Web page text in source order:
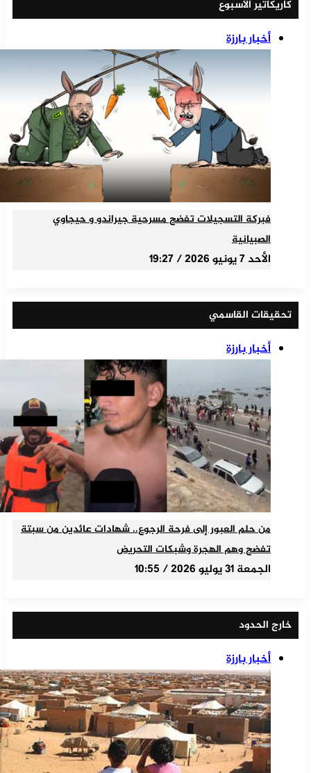
كاريكاتير الأسبوع
أخبار بارزة
فبركة التسجيلات تفضح مسرحية جيراندو و حيجاوي
الصبيانية
الأحد 7 يونيو 2026 / 19:27
تحقيقات القاسمي
أخبار بارزة
من حلم العبور إلى فرحة الرجوع.. شهادات عائدين من سبتة
تفضح وهم الهجرة وشبكات التحريض
الجمعة 31 يوليو 2026 / 10:55
خارج الحدود
أخبار بارزة